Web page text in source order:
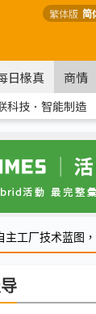
繁体版 简
日椽真 商情
科技．智能制造
主工厂技术蓝图